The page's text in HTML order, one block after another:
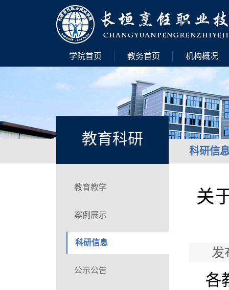
学院首页 教务首页 机构概况
教育科研
科研信
教育教学
案例展示
科研信息
公示公告
关
发
各